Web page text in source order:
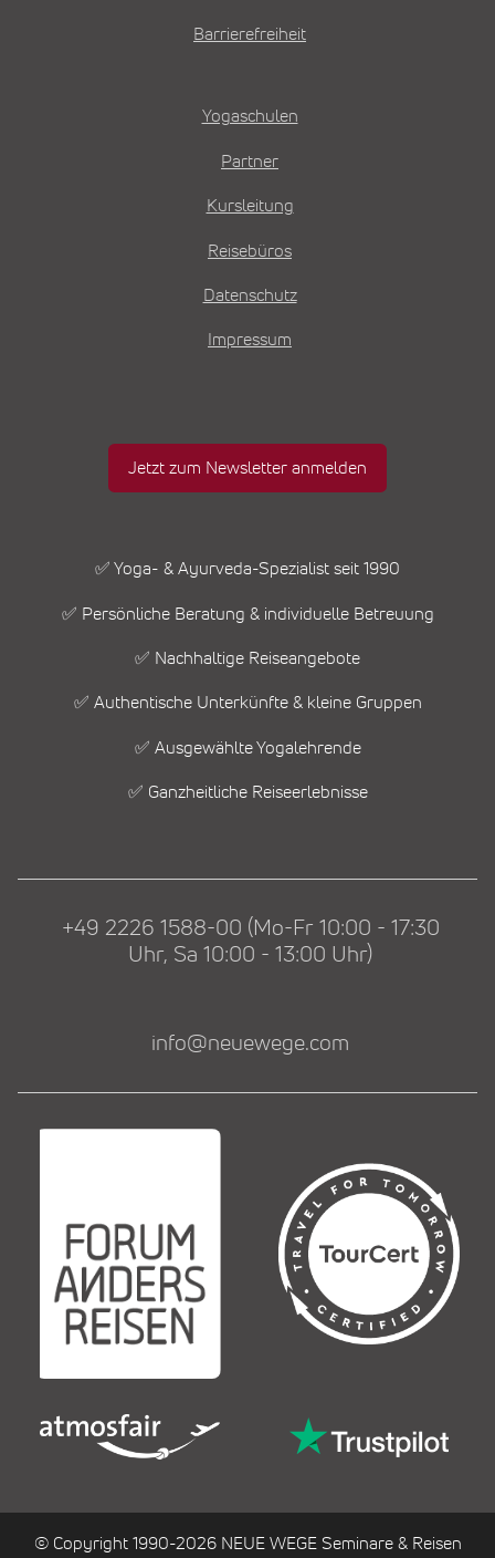
Barrierefreiheit
Yogaschulen
Partner
Kursleitung
Reisebüros
Datenschutz
Impressum
Jetzt zum Newsletter anmelden
✅ Yoga- & Ayurveda-Spezialist seit 1990
✅ Persönliche Beratung & individuelle Betreuung
✅ Nachhaltige Reiseangebote
✅ Authentische Unterkünfte & kleine Gruppen
✅ Ausgewählte Yogalehrende
✅ Ganzheitliche Reiseerlebnisse
+49 2226 1588-00 (Mo-Fr 10:00 - 17:30
Uhr, Sa 10:00 - 13:00 Uhr)
info@neuewege.com
© Copyright 1990-2026 NEUE WEGE Seminare & Reisen